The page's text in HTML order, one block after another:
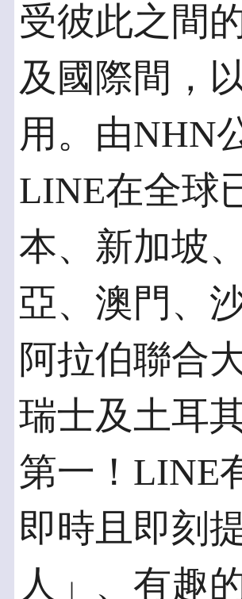
受彼此之間
及國際間，
用。由NHN
LINE在全球
本、新加坡
亞、澳門、
阿拉伯聯合
瑞士及土耳
第一！LINE
即時且即刻
人」、有趣